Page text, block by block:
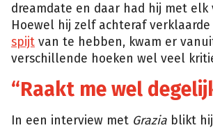
dreamdate en daar had hij met elk
Hoewel hij zelf achteraf verklaarde
spijt van te hebben, kwam er
verschillende hoeken wel veel
“Raakt me wel
In een interview met Grazia blikt